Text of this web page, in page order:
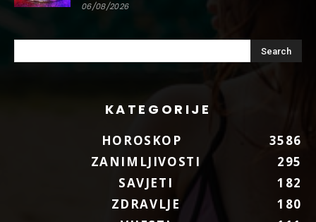
06/08/2026
KATEGORIJE
HOROSKOP
3586
ZANIMLJIVOSTI
295
SAVJETI
182
ZDRAVLJE
180